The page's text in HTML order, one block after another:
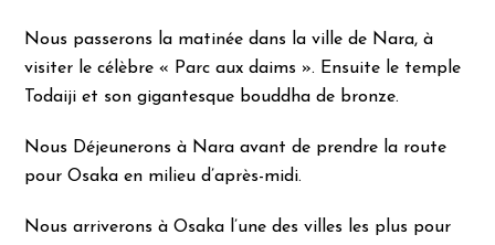
Nous passerons la matinée dans la ville de Nara, à
visiter le célèbre « Parc aux daims ». Ensuite le temple
Todaiji et son gigantesque bouddha de bronze.
Nous Déjeunerons à Nara avant de prendre la route
pour Osaka en milieu d’après-midi.
Nous arriverons à Osaka l’une des villes les plus pour